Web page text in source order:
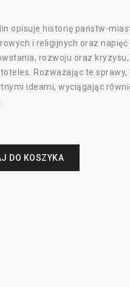
opisuje historię państw-
i religijnych oraz
rozwoju oraz
Rozważając te
ideami, wyciągając
DO KOSZYKA